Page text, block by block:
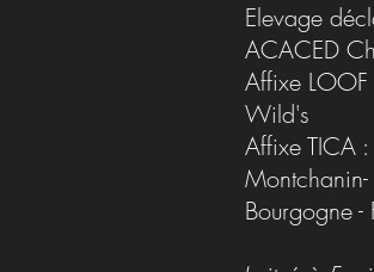
Elevage
ACACED
Affixe
Wild's
Affixe TICA
Bourgogne